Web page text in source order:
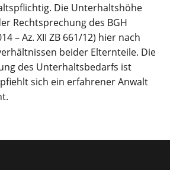
Die Unterhaltshöhe
Rechtsprechung des BGH
– Az. XII ZB 661/12) hier nach
beider Elternteile. Die
des Unterhaltsbedarfs ist
sich ein erfahrener Anwalt